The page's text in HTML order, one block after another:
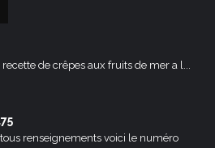
de crêpes aux fruits de mer a l...
renseignements voici le numéro